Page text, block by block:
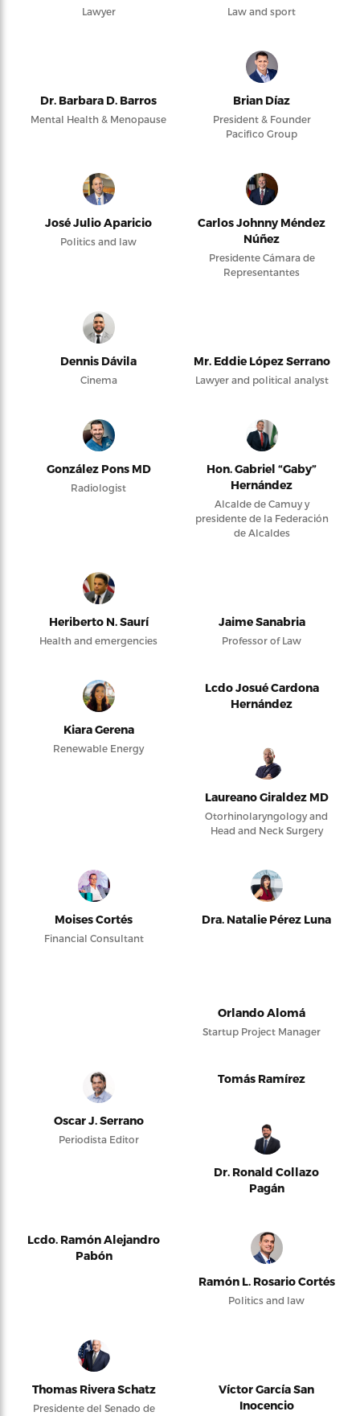
Lawyer Law and sport
Dr. Barbara D. Barros
Mental Health & Menopause
Brian Díaz
President & Founder
Pacifico Group
José Julio Aparicio
Politics and law
Carlos Johnny Méndez
Núñez
Presidente Cámara de
Representantes
Dennis Dávila
Cinema
Mr. Eddie López Serrano
Lawyer and political analyst
González Pons MD
Radiologist
Hon. Gabriel “Gaby”
Hernández
Alcalde de Camuy y
presidente de la Federación
de Alcaldes
Heriberto N. Saurí
Health and emergencies
Jaime Sanabria
Professor of Law
Kiara Gerena
Renewable Energy
Lcdo Josué Cardona
Hernández
Laureano Giraldez MD
Otorhinolaryngology and
Head and Neck Surgery
Moises Cortés
Financial Consultant
Dra. Natalie Pérez Luna
Orlando Alomá
Startup Project Manager
Oscar J. Serrano
Periodista Editor
Tomás Ramírez
Dr. Ronald Collazo
Pagán
Lcdo. Ramón Alejandro
Pabón
Ramón L. Rosario Cortés
Politics and law
Thomas Rivera Schatz
Presidente del Senado de
Víctor García San
Inocencio